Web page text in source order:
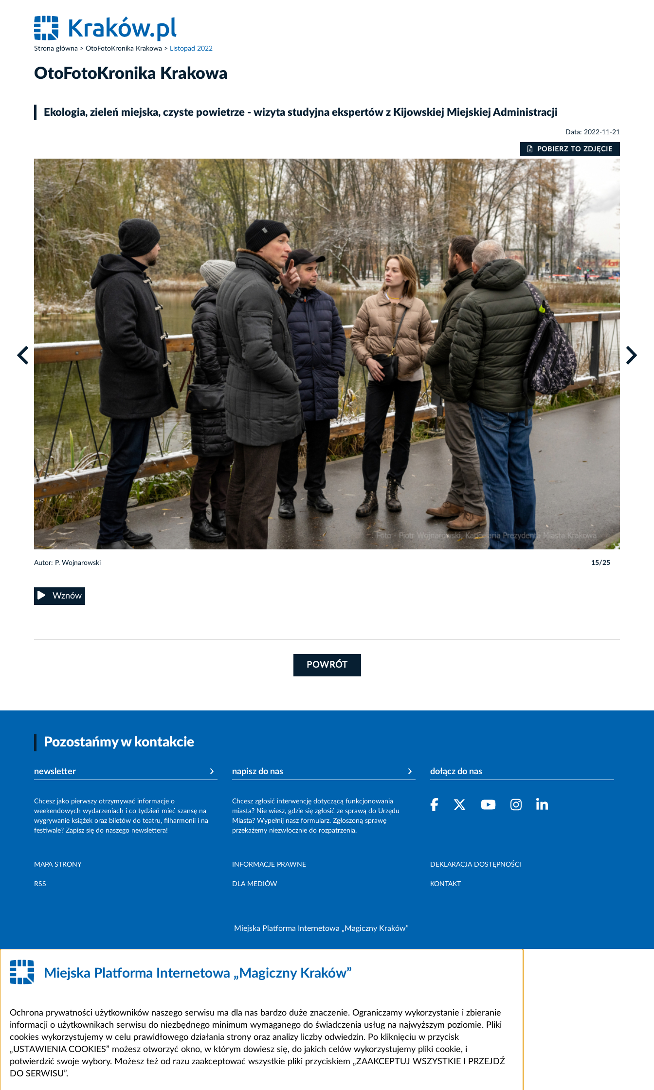
Strona główna OtoFotoKronika Krakowa Listopad 2022
OtoFotoKronika Krakowa
Ekologia, zieleń miejska, czyste powietrze - wizyta studyjna ekspertów z Kijowskiej Miejskiej Administracji
Data: 2022-11-21
POBIERZ TO ZDJĘCIE
Autor: P. Wojnarowski 15/25
Wznów
POWRÓT
Pozostańmy w kontakcie
newsletter
Chcesz jako pierwszy otrzymywać informacje o
weekendowych wydarzeniach i co tydzień mieć szansę na
wygrywanie książek oraz biletów do teatru, filharmonii i na
festiwale? Zapisz się do naszego newslettera!
napisz do nas
Chcesz zgłosić interwencję dotyczącą funkcjonowania
miasta? Nie wiesz, gdzie się zgłosić ze sprawą do Urzędu
Miasta? Wypełnij nasz formularz. Zgłoszoną sprawę
przekażemy niezwłocznie do rozpatrzenia.
dołącz do nas
MAPA STRONY INFORMACJE PRAWNE DEKLARACJA DOSTĘPNOŚCI
RSS DLA MEDIÓW KONTAKT
Miejska Platforma Internetowa „Magiczny Kraków”
Miejska Platforma Internetowa „Magiczny Kraków”
Ochrona prywatności użytkowników naszego serwisu ma dla nas bardzo duże znaczenie. Ograniczamy wykorzystanie i zbieranie
informacji o użytkownikach serwisu do niezbędnego minimum wymaganego do świadczenia usług na najwyższym poziomie. Pliki
cookies wykorzystujemy w celu prawidłowego działania strony oraz analizy liczby odwiedzin. Po kliknięciu w przycisk
„USTAWIENIA COOKIES” możesz otworzyć okno, w którym dowiesz się, do jakich celów wykorzystujemy pliki cookie, i
potwierdzić swoje wybory. Możesz też od razu zaakceptować wszystkie pliki przyciskiem „ZAAKCEPTUJ WSZYSTKIE I PRZEJDŹ
DO SERWISU”.